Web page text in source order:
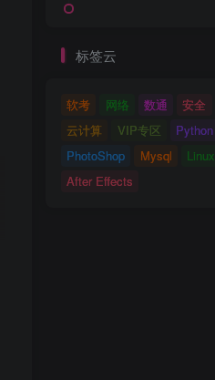
标签云
软考 网络 数通 安全
云计算
VIP专区 Python
PhotoShop
Mysql Linux
After Effects